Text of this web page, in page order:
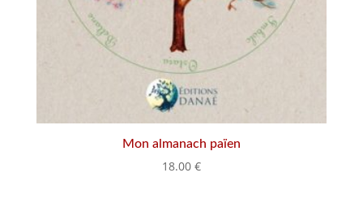
Mon almanach païen
18.00 €